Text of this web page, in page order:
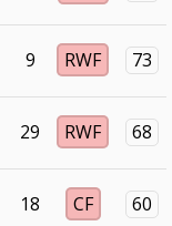
9 RWF 73
29 RWF 68
18 CF 60